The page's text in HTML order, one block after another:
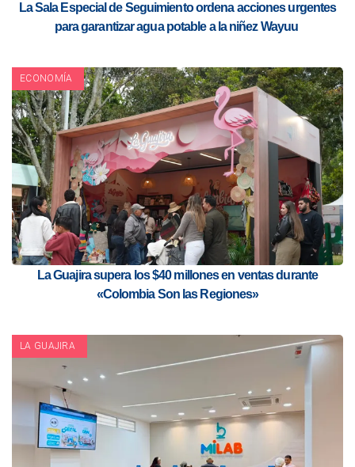
La Sala Especial de Seguimiento ordena acciones urgentes
para garantizar agua potable a la niñez Wayuu
ECONOMÍA
La Guajira supera los $40 millones en ventas durante
«Colombia Son las Regiones»
LA GUAJIRA